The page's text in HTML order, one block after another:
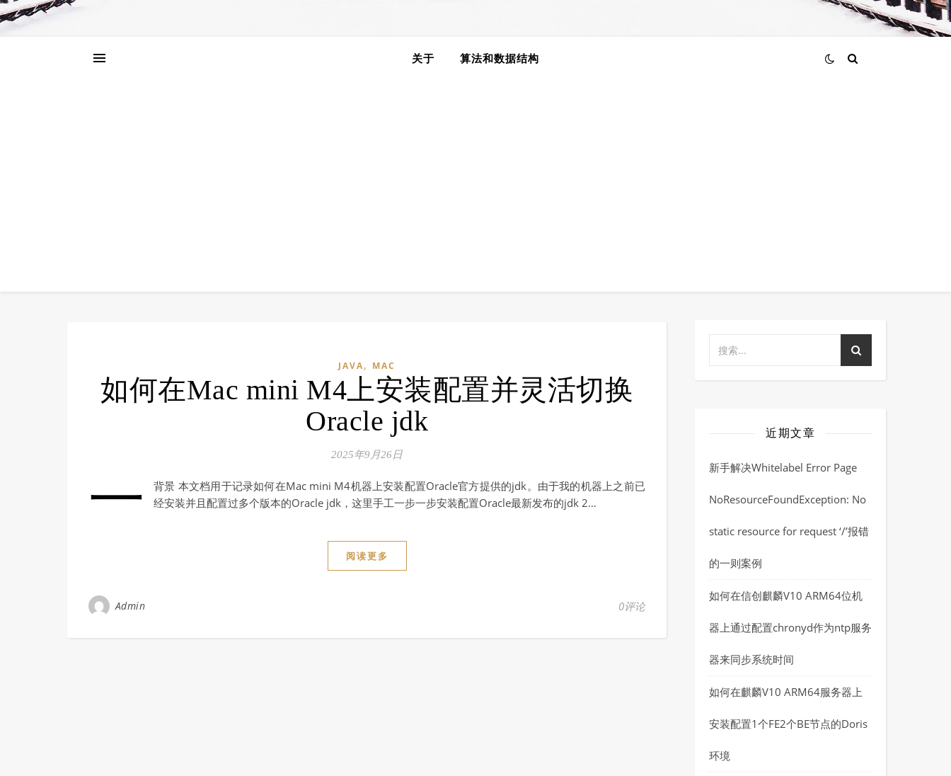
关于 算法和数据结构
JAVA, MAC
如何在Mac mini M4上安装配置并灵活切换
Oracle jdk
2025年9月26日
一
背景 本文档用于记录如何在Mac mini M4机器上安装配置Oracle官方提供的jdk。由于我的机器上之前已
经安装并且配置过多个版本的Oracle jdk，这里手工一步一步安装配置Oracle最新发布的jdk 2…
阅读更多
Admin 0评论
近期文章
新手解决Whitelabel Error Page
NoResourceFoundException: No
static resource for request ‘/’报错
的一则案例
如何在信创麒麟V10 ARM64位机
器上通过配置chronyd作为ntp服务
器来同步系统时间
如何在麒麟V10 ARM64服务器上
安装配置1个FE2个BE节点的Doris
环境